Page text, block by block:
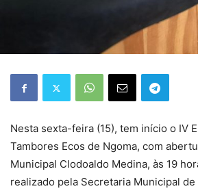
Nesta sexta-feira (15), tem início o IV
Tambores Ecos de Ngoma, com
Municipal Clodoaldo Medina, às 19
realizado pela Secretaria Municipal